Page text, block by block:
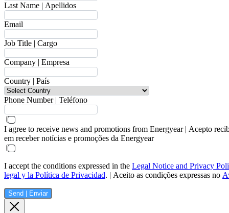
Last Name | Apellidos
Email
Job Title | Cargo
Company | Empresa
Country | País
Phone Number | Teléfono
I agree to receive news and promotions from Energyear | Acepto
em receber notícias e promoções da Energyear
I accept the conditions expressed in the Legal Notice and Privacy
legal y la Política de Privacidad. | Aceito as condições expressas no
Send | Enviar